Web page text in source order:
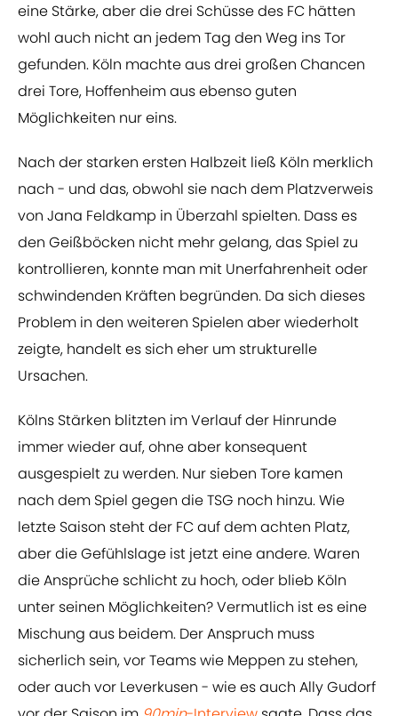
eine Stärke, aber die drei Schüsse des FC hätten
wohl auch nicht an jedem Tag den Weg ins Tor
gefunden. Köln machte aus drei großen Chancen
drei Tore, Hoffenheim aus ebenso guten
Möglichkeiten nur eins.
Nach der starken ersten Halbzeit ließ Köln merklich
nach - und das, obwohl sie nach dem Platzverweis
von Jana Feldkamp in Überzahl spielten. Dass es
den Geißböcken nicht mehr gelang, das Spiel zu
kontrollieren, konnte man mit Unerfahrenheit oder
schwindenden Kräften begründen. Da sich dieses
Problem in den weiteren Spielen aber wiederholt
zeigte, handelt es sich eher um strukturelle
Ursachen.
Kölns Stärken blitzten im Verlauf der Hinrunde
immer wieder auf, ohne aber konsequent
ausgespielt zu werden. Nur sieben Tore kamen
nach dem Spiel gegen die TSG noch hinzu. Wie
letzte Saison steht der FC auf dem achten Platz,
aber die Gefühlslage ist jetzt eine andere. Waren
die Ansprüche schlicht zu hoch, oder blieb Köln
unter seinen Möglichkeiten? Vermutlich ist es eine
Mischung aus beidem. Der Anspruch muss
sicherlich sein, vor Teams wie Meppen zu stehen,
oder auch vor Leverkusen - wie es auch Ally Gudorf